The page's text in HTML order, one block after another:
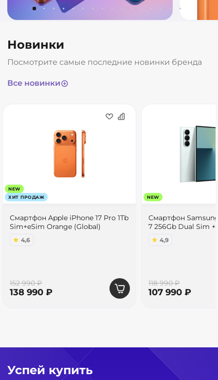
Новинки
Посмотрите самые последние новинки бренда
Все новинки
ХИТ ПРОДАЖ
NEW
Смартфон Apple iPhone 17 Pro 1Tb
Sim+eSim Orange (Global)
4,6
152 990 ₽
138 990 ₽
NEW
Смартфон
7 256Gb Dual Sim
4,9
118 990 ₽
107 990 ₽
Успей купить